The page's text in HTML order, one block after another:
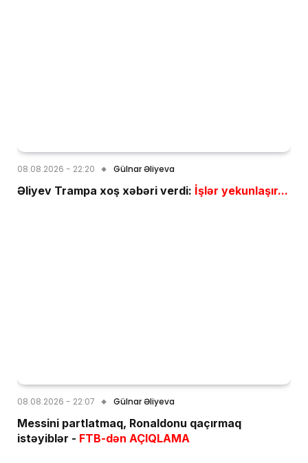
08.08.2026 - 22:20 Gülnar Əliyeva
Əliyev Trampa xoş xəbəri verdi: İşlər yekunlaşır...
08.08.2026 - 22:07 Gülnar Əliyeva
Messini partlatmaq, Ronaldonu qaçırmaq
istəyiblər - FTB-dən AÇIQLAMA